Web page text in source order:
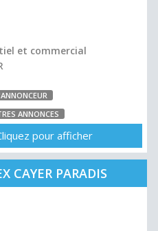
et commercial
ANNONCES
pour afficher
CAYER PARADIS